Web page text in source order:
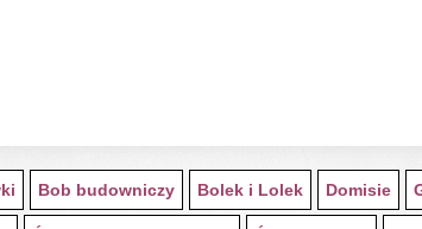
Bob budowniczy Bolek i Lolek Domisie